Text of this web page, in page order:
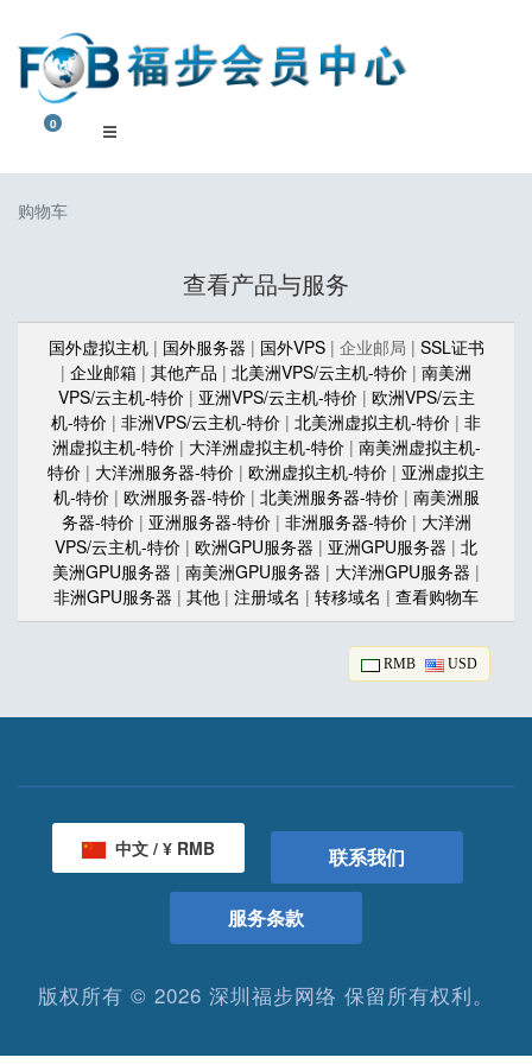
0
购物车
购物车
查看产品与服务
国外虚拟主机| 国外服务器 | 国外VPS| 企业邮局 | SSL证书
| 企业邮箱 | 其他产品 | 北美洲VPS/云主机-特价 | 南美洲
VPS/云主机-特价| 亚洲VPS/云主机-特价| 欧洲VPS/云主
机-特价 | 非洲VPS/云主机-特价 | 北美洲虚拟主机-特价 | 非
洲虚拟主机-特价| 大洋洲虚拟主机-特价| 南美洲虚拟主机-
特价 | 大洋洲服务器-特价 | 欧洲虚拟主机-特价 | 亚洲虚拟主
机-特价| 欧洲服务器-特价| 北美洲服务器-特价| 南美洲服
务器-特价| 亚洲服务器-特价| 非洲服务器-特价| 大洋洲
VPS/云主机-特价 | 欧洲GPU服务器 | 亚洲GPU服务器 | 北
美洲GPU服务器 | 南美洲GPU服务器 | 大洋洲GPU服务器 |
非洲GPU服务器 | 其他 | 注册域名 | 转移域名 | 查看购物车
RMB USD
中文 / ¥ RMB 联系我们
服务条款
版权所有 © 2026 深圳福步网络 保留所有权利。